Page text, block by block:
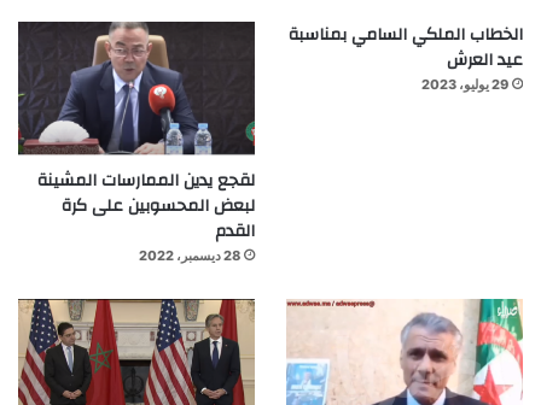
الخطاب الملكي السامي بمناسبة
عيد العرش
29 يوليو، 2023
لقجع يدين الممارسات المشينة
لبعض المحسوبين على كرة
القدم
28 ديسمبر، 2022